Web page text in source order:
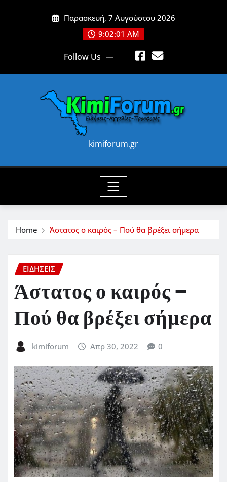
Παρασκευή, 7 Αυγούστου 2026
9:02:02 AM
Follow Us
kimiforum.gr
Home Άστατος ο καιρός – Πού θα βρέξει σήμερα
ΕΙΔΗΣΕΙΣ
Άστατος ο καιρός –
Πού θα βρέξει σήμερα
kimiforum Απρ 30, 2022 0